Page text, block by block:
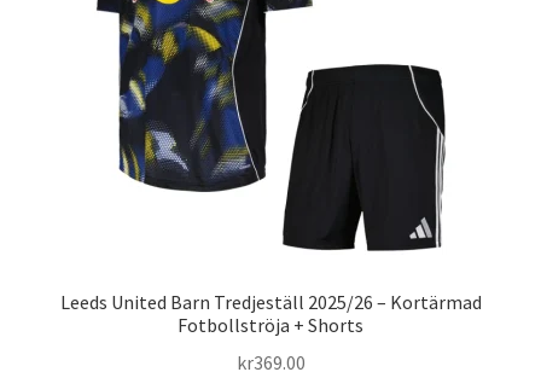
på
produktsidan
Leeds United Barn Tredjeställ 2025/26 – Kortärmad
Fotbollströja + Shorts
kr369.00